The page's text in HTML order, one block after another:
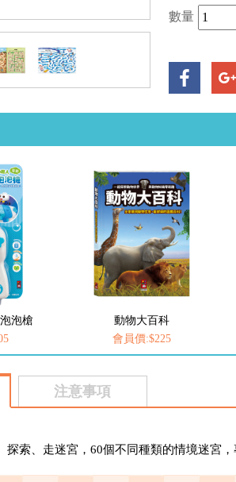
數量
恐龍大百科
會員價:$225
注意事項
探索、走迷宮，60個不同種類的情境迷宮